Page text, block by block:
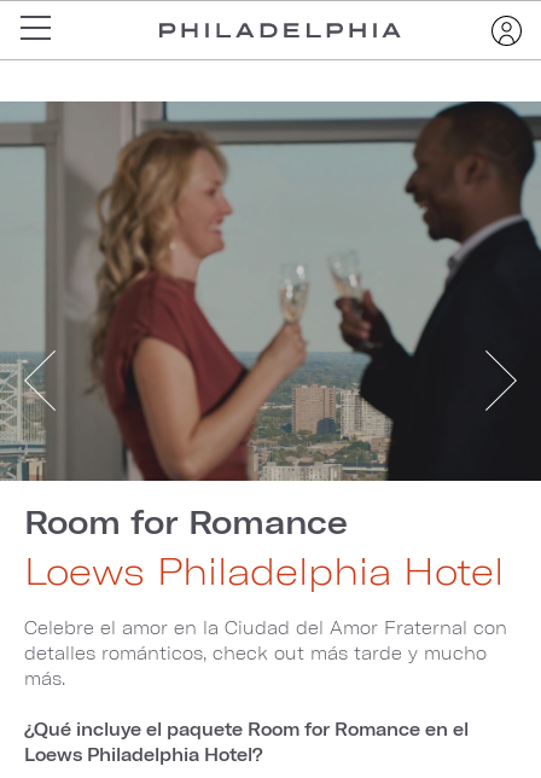
Room for Romance
Loews Philadelphia Hotel
Celebre el amor en la Ciudad del Amor Fraternal con
detalles románticos, check out más tarde y mucho
más.
¿Qué incluye el paquete Room for Romance en el
Loews Philadelphia Hotel?